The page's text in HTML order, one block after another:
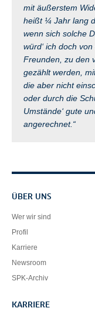
mit äußerstem
heißt ¼ Jahr lang
wenn sich solche
würd‘ ich doch
Freunden, zu den
gezählt werden,
die aber nicht
oder durch die
Umstände‘ gute
angerechnet.“
ÜBER UNS
Wer wir sind
Profil
Karriere
Newsroom
SPK-Archiv
KARRIERE